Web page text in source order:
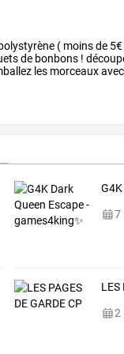
( moinsde 5€
de bonbons !
les morceauxavec
7
LES
2